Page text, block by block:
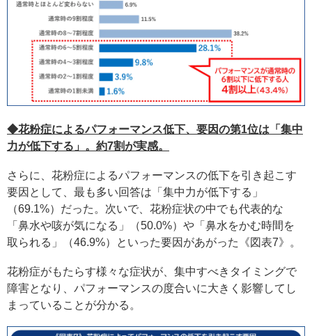
◆花粉症によるパフォーマンス低下、要因の第1位は「集中
力が低下する」。約7割が実感。
さらに、花粉症によるパフォーマンスの低下を引き起こす
要因として、最も多い回答は「集中力が低下する」
（69.1%）だった。次いで、花粉症状の中でも代表的な
「鼻水や咳が気になる」（50.0%）や「鼻水をかむ時間を
取られる」（46.9%）といった要因があがった《図表7》。
花粉症がもたらす様々な症状が、集中すべきタイミングで
障害となり、パフォーマンスの度合いに大きく影響してし
まっていることが分かる。